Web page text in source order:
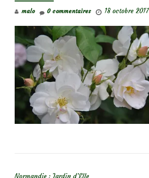
malo 18 octobre 2017
0 commentaires
Normandie : Jardin d’Elle